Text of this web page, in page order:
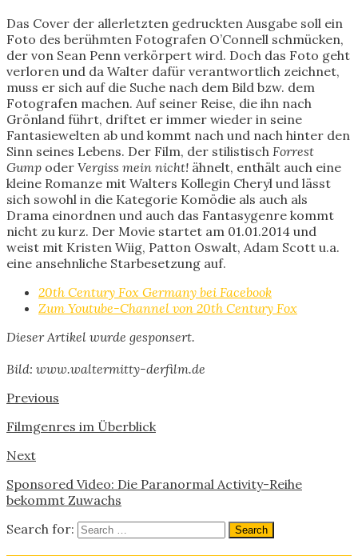
Das Cover der allerletzten gedruckten Ausgabe soll ein
Foto des berühmten Fotografen O’Connell schmücken,
der von Sean Penn verkörpert wird. Doch das Foto geht
verloren und da Walter dafür verantwortlich zeichnet,
muss er sich auf die Suche nach dem Bild bzw. dem
Fotografen machen. Auf seiner Reise, die ihn nach
Grönland führt, driftet er immer wieder in seine
Fantasiewelten ab und kommt nach und nach hinter den
Sinn seines Lebens. Der Film, der stilistisch Forrest
Gump oder Vergiss mein nicht! ähnelt, enthält auch eine
kleine Romanze mit Walters Kollegin Cheryl und lässt
sich sowohl in die Kategorie Komödie als auch als
Drama einordnen und auch das Fantasygenre kommt
nicht zu kurz. Der Movie startet am 01.01.2014 und
weist mit Kristen Wiig, Patton Oswalt, Adam Scott u.a.
eine ansehnliche Starbesetzung auf.
20th Century Fox Germany bei Facebook
Zum Youtube-Channel von 20th Century Fox
Dieser Artikel wurde gesponsert.
Bild: www.waltermitty-derfilm.de
Previous
Filmgenres im Überblick
Next
Sponsored Video: Die Paranormal Activity-Reihe
bekommt Zuwachs
Search for: